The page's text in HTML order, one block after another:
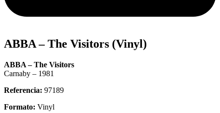
ABBA – The Visitors (Vinyl)
ABBA – The Visitors
Carnaby – 1981
Referencia: 97189
Formato: Vinyl